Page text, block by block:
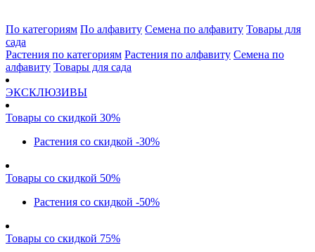
По категориям По алфавиту Семена по алфавиту Товары для
сада
Растения по категориям Растения по алфавиту Семена по
алфавиту Товары для сада
ЭКСКЛЮЗИВЫ
Товары со скидкой 30%
Растения со скидкой -30%
Товары со скидкой 50%
Растения со скидкой -50%
Товары со скидкой 75%